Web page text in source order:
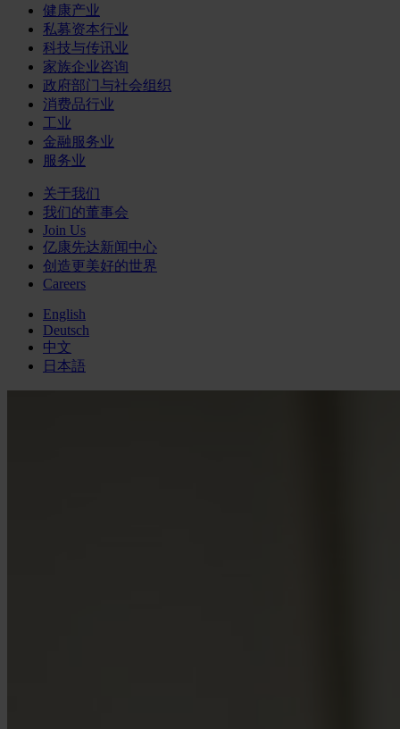
健康产业
私募资本行业
科技与传讯业
家族企业咨询
政府部门与社会组织
消费品行业
工业
金融服务业
服务业
关于我们
我们的董事会
Join Us
亿康先达新闻中心
创造更美好的世界
Careers
English
Deutsch
中文
日本語